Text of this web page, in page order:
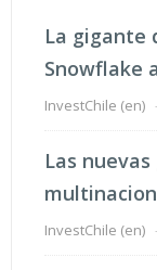
La gigante
Snowflake
InvestChile (en)
Las
InvestChile (en)